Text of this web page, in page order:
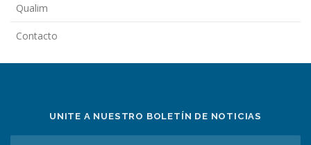
Qualim
Contacto
UNITE A NUESTRO BOLETÍN DE NOTICIAS